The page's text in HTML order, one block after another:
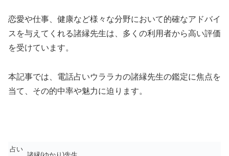
恋愛や仕事、健康など様々な分野において的確なアドバイ
スを与えてくれる諸縁先生は、多くの利用者から高い評価
を受けています。
本記事では、電話占いウララカの諸縁先生の鑑定に焦点を
当て、その的中率や魅力に迫ります。
占い